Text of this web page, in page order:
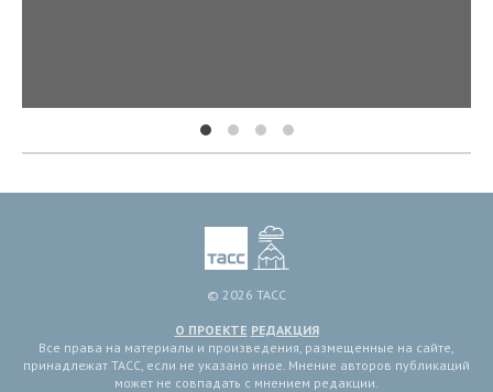
© 2026 ТАСС
О ПРОЕКТЕ РЕДАКЦИЯ
Все права на материалы и произведения, размещенные на сайте,
принадлежат ТАСС, если не указано иное. Мнение авторов публикаций
может не совпадать с мнением редакции.